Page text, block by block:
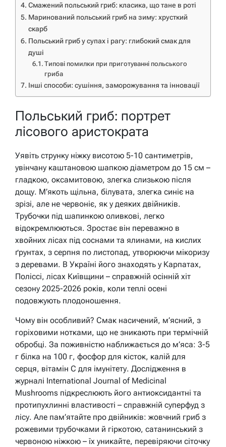
Смажений польський гриб: класика, що тане в роті
Маринований польський гриб на зиму: хрусткий
скарб
Польський гриб у супах і рагу: глибокий смак для
душі
Типові помилки при приготуванні польського
гриба
Інші способи: сушіння, заморожування та інновації
Польський гриб: портрет
лісового аристократа
Уявіть струнку ніжку висотою 5-10 сантиметрів,
увінчану каштановою шапкою діаметром до 15 см –
гладкою, оксамитовою, злегка слизькою після
дощу. М’якоть щільна, білувата, злегка синіє на
зрізі, але не червоніє, як у деяких двійників.
Трубочки під шапинкою оливкові, легко
відокремлюються. Зростає він переважно в
хвойних лісах під соснами та ялинами, на кислих
ґрунтах, з серпня по листопад, утворюючи мікоризу
з деревами. В Україні його знаходять у Карпатах,
Поліссі, лісах Київщини – справжній осінній хіт
сезону 2025-2026 років, коли теплі осені
подовжують плодоношення.
Чому він особливий? Смак насичений, м’ясний, з
горіховими нотками, що не зникають при термічній
обробці. За поживністю наближається до м’яса: 3-5
г білка на 100 г, фосфор для кісток, калій для
серця, вітамін C для імунітету. Дослідження в
журналі International Journal of Medicinal
Mushrooms підкреслюють його антиоксидантні та
протипухлинні властивості – справжній суперфуд з
лісу. Але пам’ятайте про двійників: жовчний гриб з
рожевими трубочками й гіркотою, сатанинський з
червоною ніжкою – їх уникайте, перевіряючи сіточку